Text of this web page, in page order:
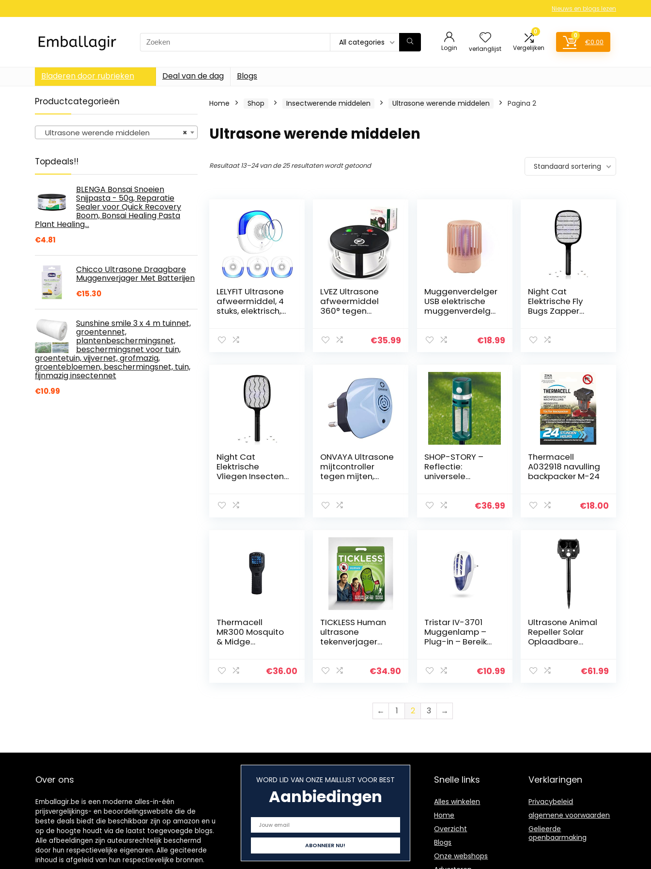
Nieuws en blogs lezen
Search
for:
All categories
Login verlanglijst
0
Vergelijken
0
€0.00
Bladeren door rubrieken Deal van de dag Blogs
Productcategorieën
×
Ultrasone werende middelen
Topdeals!!
BLENGA Bonsai Snoeien
Snijpasta - 50g, Reparatie
Sealer voor Quick Recovery
Boom, Bonsai Healing Pasta
Plant Healing…
€4.81
Chicco Ultrasone Draagbare
Muggenverjager Met Batterijen
€15.30
Sunshine smile 3 x 4 m tuinnet,
groentennet,
plantenbeschermingsnet,
beschermingsnet voor tuin,
groentetuin, vijvernet, grofmazig,
groentebloemen, beschermingsnet, tuin,
fijnmazig insectennet
€10.99
Home Shop Insectwerende middelen Ultrasone werende middelen Pagina 2
Ultrasone werende middelen
Resultaat 13–24 van de 25 resultaten wordt getoond Standaard sortering
LELYFIT Ultrasone
afweermiddel, 4
stuks, elektrisch,
ongediertebestrij
LVEZ Ultrasone
afweermiddel
360° tegen
kakkerlakken en
frequenties, een
bereik van 550 m².
Milieuvriendelijke
oplossing tegen
ongedierte
zonder
chemicaliën
€35.99
Muggenverdelger
USB elektrische
muggenverdelge
Insectenval,
muggen,
fruitvliegjes en
andere kleine
insecten
€18.99
Night Cat
Elektrische Fly
Bugs Zapper
Racket Mug
Night Cat
Elektrische
Vliegen Insecten
Zapper
ONVAYA Ultrasone
mijtcontroller
tegen mijten,
chemicaliën 1
SHOP-STORY –
Reflectie:
universele
zonne-energie
ultrasone
geluiden, lampen,
€36.99
Thermacell
A032918 navulling
backpacker M-24
€18.00
Thermacell
MR300 Mosquito
& Midge
matten & 1 x 12 uur
€36.00
TICKLESS Human
ultrasone
tekenverjager
(groen)
€34.90
Tristar IV-3701
Muggenlamp –
Plug-in – Bereik
€10.99
Ultrasone Animal
Repeller Solar
Oplaadbare
Sensor Scarer,
€61.99
← 1 2 3 →
Over ons
Emballagir.be is een moderne alles-in-één
prijsvergelijkings- en beoordelingswebsite die de
beste deals biedt die beschikbaar zijn op amazon en u
op de hoogte houdt via de laatst toegevoegde blogs.
Alle afbeeldingen zijn auteursrechtelijk beschermd
door hun respectievelijke eigenaren. Alle geciteerde
inhoud is afgeleid van hun respectievelijke bronnen.
WORD LID VAN ONZE MAILLIJST VOOR BEST
Aanbiedingen
Snelle links
Alles winkelen
Home
Overzicht
Blogs
Onze webshops
Verklaringen
Privacybeleid
algemene voorwaarden
Gelieerde
openbaarmaking